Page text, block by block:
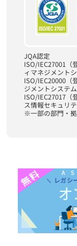
JQA認定
ISO/IEC27001（
ィマネジメント
ISO/IEC20000（
ジメントシステム
ISO/IEC27017（
ス情報セキュリ
※一部の部門・